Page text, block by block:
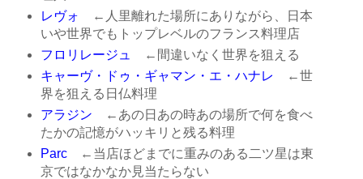
レヴォ ←人里離れた場所にありながら、日本
いや世界でもトップレベルのフランス料理店
フロリレージュ
←間違いなく世界を狙える
キャーヴ・ドゥ・ギャマン・エ・ハナレ ←世
界を狙える日仏料理
アラジン ←あの日あの時あの場所で何を食べ
たかの記憶がハッキリと残る料理
Parc←当店ほどまでに重みのある二ツ星は東
京ではなかなか見当たらない